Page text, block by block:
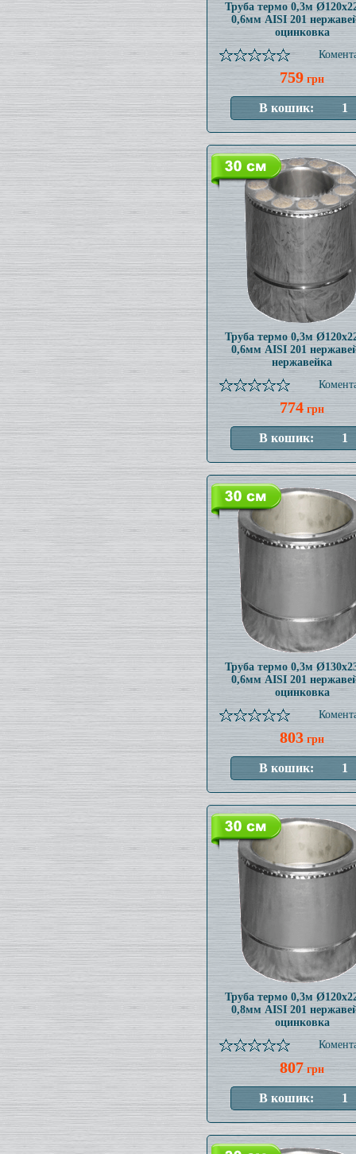
Труба термо 0,3м
0,6мм AISI 201
оцинковка
759 грн
Труба термо 0,3м
0,6мм AISI 201
нержавейка
774 грн
Труба термо 0,3м
0,6мм AISI 201
оцинковка
803 грн
Труба термо 0,3м
0,8мм AISI 201
оцинковка
807грн